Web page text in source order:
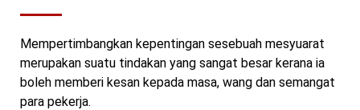
Mempertimbangkan kepentingan sesebuah mesyuarat
merupakan suatu tindakan yang sangat besar kerana ia
boleh memberi kesan kepada masa, wang dan semangat
para pekerja.